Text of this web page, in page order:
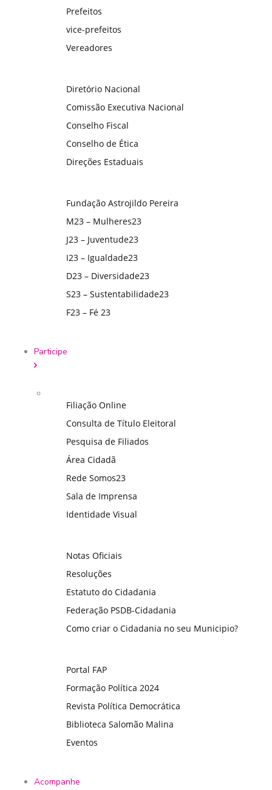
Prefeitos
vice-prefeitos
Vereadores
Diretório Nacional
Comissão Executiva Nacional
Conselho Fiscal
Conselho de Ética
Direções Estaduais
Fundação Astrojildo Pereira
M23 – Mulheres23
J23 – Juventude23
I23 – Igualdade23
D23 – Diversidade23
S23 – Sustentabilidade23
F23 – Fé 23
Participe
Filiação Online
Consulta de Título Eleitoral
Pesquisa de Filiados
Área Cidadã
Rede Somos23
Sala de Imprensa
Identidade Visual
Notas Oficiais
Resoluções
Estatuto do Cidadania
Federação PSDB-Cidadania
Como criar o Cidadania no seu Municipio?
Portal FAP
Formação Política 2024
Revista Política Democrática
Biblioteca Salomão Malina
Eventos
Acompanhe